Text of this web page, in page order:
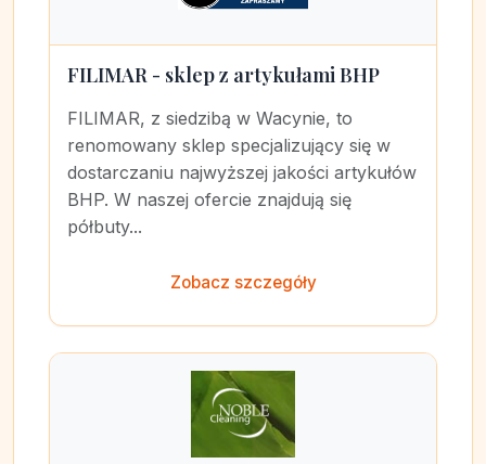
FILIMAR - sklep z artykułami BHP
FILIMAR, z siedzibą w Wacynie, to
renomowany sklep specjalizujący się w
dostarczaniu najwyższej jakości artykułów
BHP. W naszej ofercie znajdują się
półbuty...
Zobacz szczegóły